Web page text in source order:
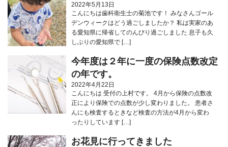
2022年5月13日
こんにちは歯科衛生士の菊池です！ みなさんゴール
デンウィークはどう過ごしましたか？ 私は実家のあ
る愛知県に帰省してのんびり過ごしました 息子も久
しぶりの愛知県で […]
今年度は２年に一度の保険点数改定
の年です。
2022年4月22日
こんにちは 受付の上村です。 4月から保険の点数改
正により保険での点数が少し変わりました。 患者さ
んにも検査するときなど検査の方法が4月から変わ
ったりしています […]
お花見に行ってきました